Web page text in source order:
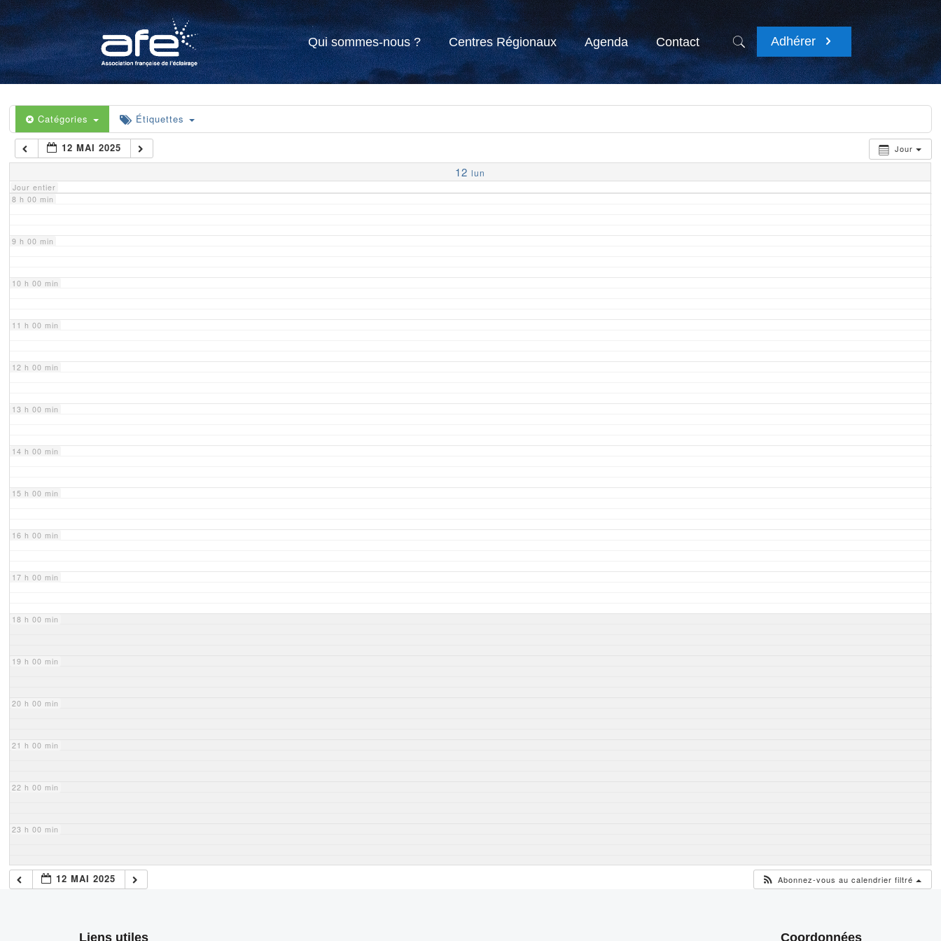
Qui sommes-nous ? Centres Régionaux Agenda Contact Adhérer
Catégories Étiquettes
Jour
12 MAI 2025
12 lun
Jour entier
4 h 00 min
5 h 00 min
6 h 00 min
7 h 00 min
8 h 00 min
9 h 00 min
10 h 00 min
11 h 00 min
12 h 00 min
13 h 00 min
14 h 00 min
15 h 00 min
16 h 00 min
17 h 00 min
18 h 00 min
19 h 00 min
20 h 00 min
21 h 00 min
22 h 00 min
23 h 00 min
12 MAI 2025 Abonnez-vous au calendrier filtré
Liens utiles Coordonnées